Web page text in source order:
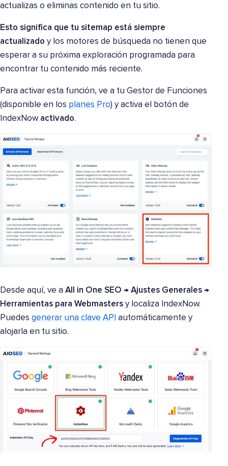
actualizas o eliminas contenido en tu sitio.
Esto significa que tu sitemap está siempre
actualizado y los motores de búsqueda no tienen que
esperar a su próxima exploración programada para
encontrar tu contenido más reciente.
Para activar esta función, ve a tu Gestor de Funciones
(disponible en los planes Pro) y activa el botón de
IndexNow activado.
Desde aquí, ve a All in One SEO → Ajustes Generales →
Herramientas para Webmasters y localiza IndexNow.
Puedes generar una clave API automáticamente y
alojarla en tu sitio.